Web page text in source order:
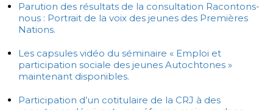
Parution des résultats de la consultation Racontons-
nous : Portrait de la voix des jeunes des Premières
Nations.
Les capsules vidéo du séminaire « Emploi et
participation sociale des jeunes Autochtones »
maintenant disponibles.
Participation d’un cotitulaire de la CRJ à des